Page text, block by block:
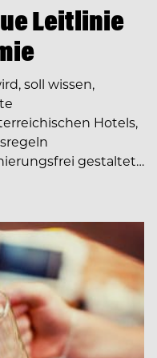
Leitlinie
soll wissen,
Hotels,
gestaltet…